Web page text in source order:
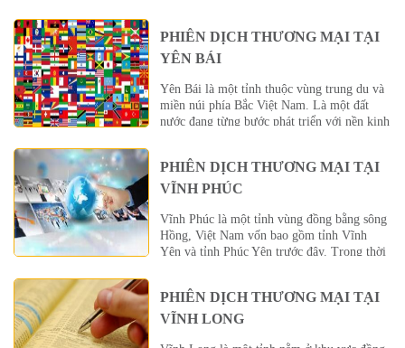
nơi duyệt hồ sơ. Hay bạn […]
PHIÊN DỊCH THƯƠNG MẠI TẠI
YÊN BÁI
Yên Bái là một tỉnh thuộc vùng trung du và
miền núi phía Bắc Việt Nam. Là một đất
nước đang từng bước phát triển với nền kinh
đầu tư nước ngoài. Trong nền giao thương
kinh tế, thương […]
PHIÊN DỊCH THƯƠNG MẠI TẠI
VĨNH PHÚC
Vĩnh Phúc là một tỉnh vùng đồng bằng sông
Hồng, Việt Nam vốn bao gồm tỉnh Vĩnh
Yên và tỉnh Phúc Yên trước đây. Trong thời
tỉnh Vĩnh Phúc Yên. Vĩnh Phúc là tỉnh nằm
trong quy hoạch vùng thủ đô Hà Nội.’ Là
PHIÊN DỊCH THƯƠNG MẠI TẠI
VĨNH LONG